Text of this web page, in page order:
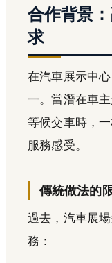
合作背景
求
在汽車展示中
一。當潛在車
等候交車時，
服務感受。
傳統做法的
過去，汽車展
務：